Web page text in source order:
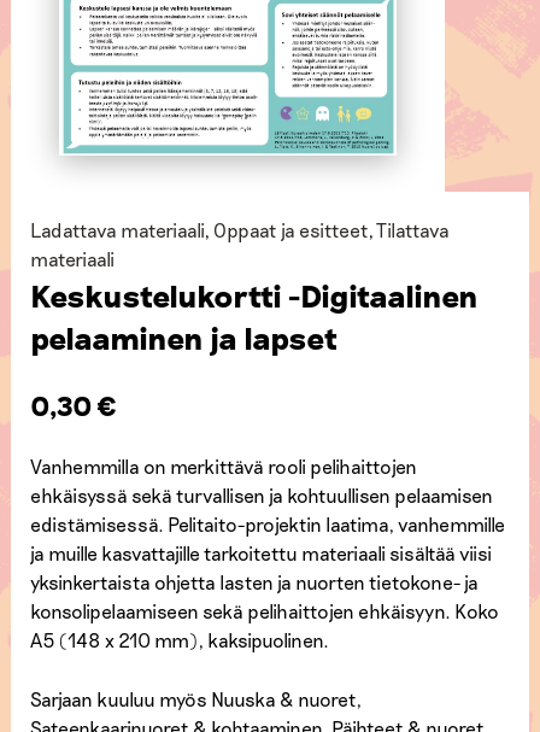
Ladattava materiaali, Oppaat ja esitteet,Tilattava
materiaali
Keskustelukortti -Digitaalinen
pelaaminen ja lapset
0,30€
Vanhemmilla on merkittävä rooli pelihaittojen
ehkäisyssä sekä turvallisen ja kohtuullisen pelaamisen
edistämisessä. Pelitaito-projektin laatima, vanhemmille
ja muille kasvattajille tarkoitettu materiaali sisältää viisi
yksinkertaista ohjetta lasten ja nuorten tietokone- ja
konsolipelaamiseen sekä pelihaittojen ehkäisyyn. Koko
A5 (148 x 210 mm), kaksipuolinen.
Sarjaan kuuluu myös Nuuska & nuoret,